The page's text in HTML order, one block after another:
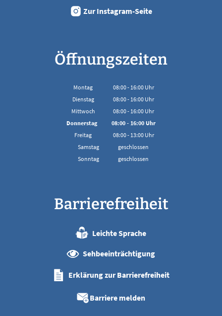
Zur Instagram-Seite
Öffnungszeiten
Montag 08:00- 16:00Uhr
Von 08:00 bis 16:00 Uhr
Dienstag 08:00- 16:00Uhr
Von 08:00 bis 16:00 Uhr
Mittwoch 08:00- 16:00Uhr
Von 08:00 bis 16:00 Uhr
Donnerstag 08:00- 16:00Uhr
Von 08:00 bis 16:00 Uhr
Freitag 08:00- 13:00Uhr
Samstag
geschlossen
Sonntag
geschlossen
Barrierefreiheit
Leichte Sprache
Sehbeeinträchtigung
Erklärung zur Barrierefreiheit
Barriere melden